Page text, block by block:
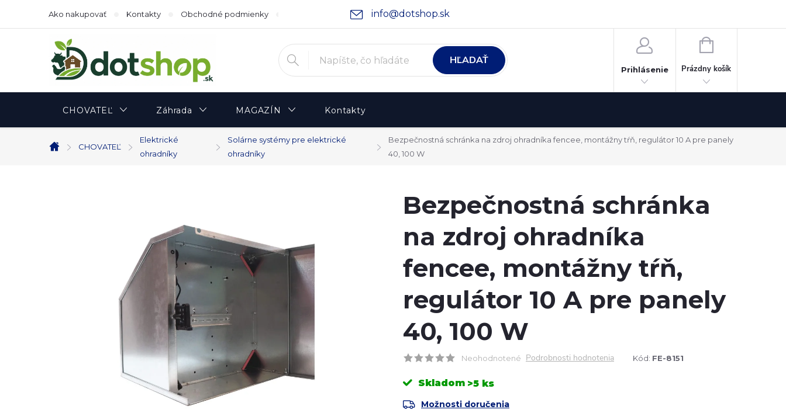
info@dotshop.sk
Ako nakupovať Kontakty Obchodné podmienky Podmienky ochrany osobných údajov
HĽADAŤ
Prihlásenie
NÁKUPNÝ
Prázdny košík
CHOVATEĽ Záhrada MAGAZÍN Kontakty
Domov
CHOVATEĽ
Elektrické
ohradníky
Solárne systémy pre elektrické
ohradníky
Bezpečnostná schránka na zdroj ohradníka fencee, montážny tŕň, regulátor 10 A pre panely
40, 100 W
Bezpečnostná schránka
na zdroj ohradníka
fencee, montážny tŕň,
regulátor 10 A pre panely
40, 100 W
Neohodnotené Podrobnosti hodnotenia Kód: FE-8151
Skladom >5 ks
Možnosti doručenia